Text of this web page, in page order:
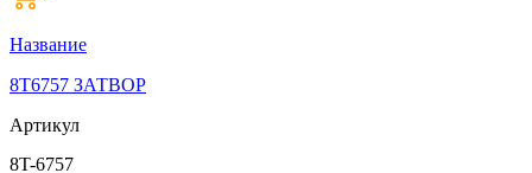
Название
8T6757 ЗАТВОР
Артикул
8T-6757